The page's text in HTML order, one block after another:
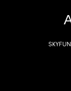
SKYFUN